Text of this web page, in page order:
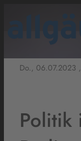
Do., 06.07.2023
Politik